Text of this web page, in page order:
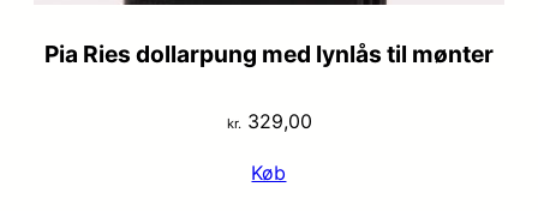
Pia Ries dollarpung med lynlås til mønter
kr. 329,00
Køb